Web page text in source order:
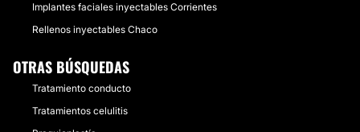
Implantes faciales inyectables Corrientes
Rellenos inyectables Chaco
OTRAS BÚSQUEDAS
Tratamiento conducto
Tratamientos celulitis